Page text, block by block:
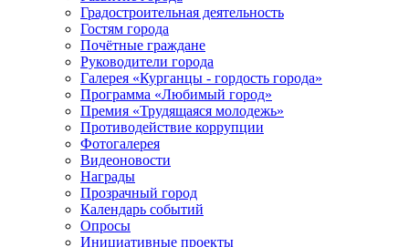
Градостроительная деятельность
Гостям города
Почётные граждане
Руководители города
Галерея «Курганцы - гордость города»
Программа «Любимый город»
Премия «Трудящаяся молодежь»
Противодействие коррупции
Фотогалерея
Видеоновости
Награды
Прозрачный город
Календарь событий
Опросы
Инициативные проекты